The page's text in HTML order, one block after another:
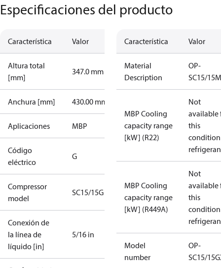
Especificaciones del producto
Característica Valor
Altura total
[mm]
347.0 mm
Anchura [mm] 430.00 mm
Aplicaciones MBP
Código
eléctrico
G
Compressor
model
SC15/15G
Conexión de
la línea de
líquido [in]
5/16 in
Característica Valor
Material
Description
OP-
SC15/
MBP Cooling
capacity range
[kW] (R22)
Not
available
this
MBP Cooling
capacity range
[kW] (R449A)
Not
available
this
Model
number
OP-
SC15/